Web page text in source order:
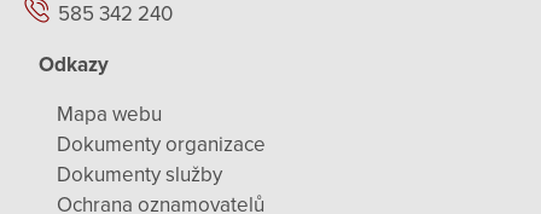
585 342 240
Odkazy
Mapa webu
Dokumenty organizace
Dokumenty služby
Ochrana oznamovatelů